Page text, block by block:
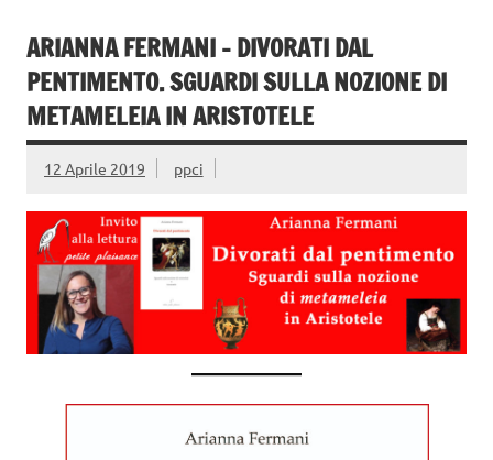
ARIANNA FERMANI – DIVORATI DAL
PENTIMENTO. SGUARDI SULLA NOZIONE DI
METAMELEIA IN ARISTOTELE
12 Aprile 2019 ppci